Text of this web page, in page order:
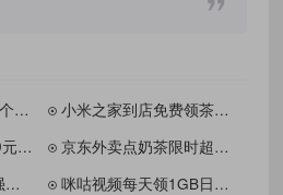
[活动线报]免费领取一个月轻量服务器
小米之家到店免费领茶叶一盒
1️⃣ 瑞幸等爆品咖啡9.9元/2杯
京东外卖点奶茶限时超级补贴
抖音账号永久封号后强制注销释放实名！一分钟教程方法公开
咪咕视频每天领1GB日包流量